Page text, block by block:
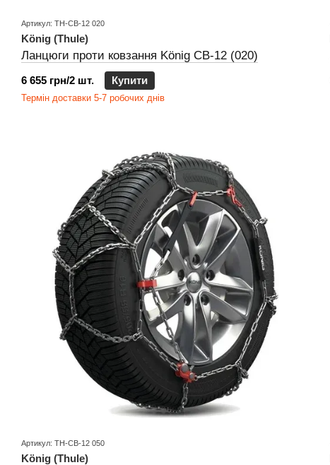
Артикул: TH-CB-12 020
König (Thule)
Ланцюги проти ковзання König CB-12 (020)
6 655 грн/2 шт. Купити
Термін доставки 5-7 робочих днів
Артикул: TH-CB-12 050
König (Thule)